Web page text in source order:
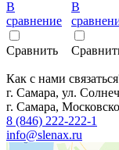
В
сравнение
Сравнить
В
Как с нами
г. Самара, ул.
г. Самара,
8 (846) 222-222-1
info@slenax.ru